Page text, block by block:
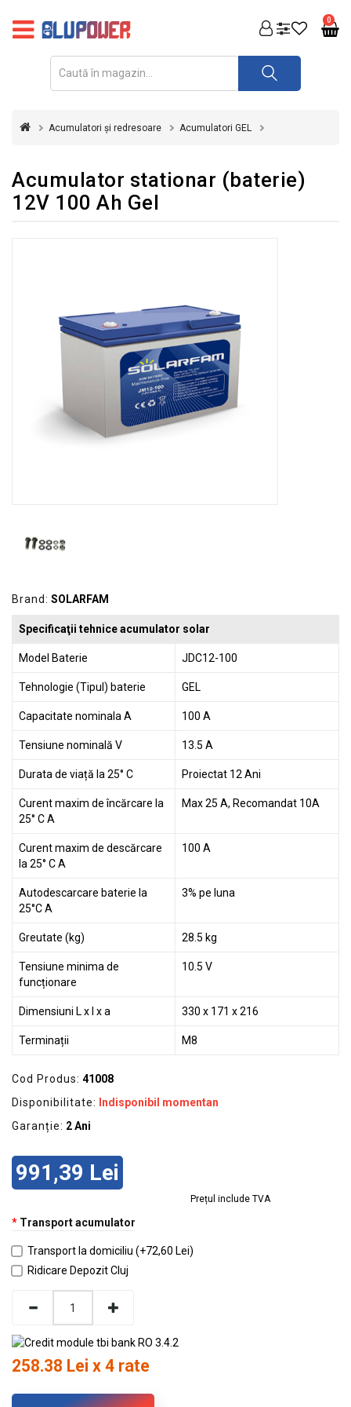
0
FOTOVOLTAICE
REDRESOARE
INVERTOARE
ECHIPAMENTE
KITURI
Acumulatori și redresoare Acumulatori GEL
Acumulator stationar (baterie)
12V 100 Ah Gel
Brand: SOLARFAM
Specificaţii tehnice acumulator solar
Model Baterie JDC12-100
Tehnologie (Tipul) baterie GEL
Capacitate nominala A 100 A
Tensiune nominală V 13.5 A
Durata de viață la 25° C Proiectat 12 Ani
Curent maxim de încărcare la
25° C A
Max 25 A, Recomandat 10A
Curent maxim de descărcare
la 25° C A
100 A
Autodescarcare baterie la
25°C A
3% pe luna
Greutate (kg) 28.5 kg
Tensiune minima de
funcționare
10.5 V
Dimensiuni L x l x a 330 x 171 x 216
Terminații M8
Cod Produs: 41008
Disponibilitate:
Indisponibil momentan
Garanție: 2 Ani
991,39 Lei
Prețul include TVA
Transport acumulator
Transport la domiciliu (+72,60 Lei)
Ridicare Depozit Cluj
258.38 Lei x 4 rate